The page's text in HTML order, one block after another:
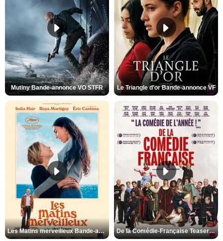
Mutiny Bande-annonce VO STFR Le Triangle d'or Bande-annonce VF
Les Matins merveilleux Bande-annonce VF De la Comédie-Française Teaser VF